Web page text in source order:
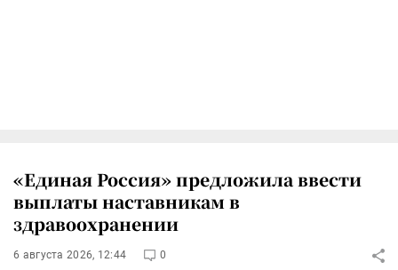
«Единая Россия» предложила ввести
выплаты наставникам в
здравоохранении
6 августа 2026, 12:44 0